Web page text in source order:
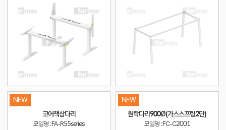
NEW
코어책상다리
모델명 : FA-R55series
NEW
원탁다리900Ø(가스스프링2단)
모델명 : FC-C2001